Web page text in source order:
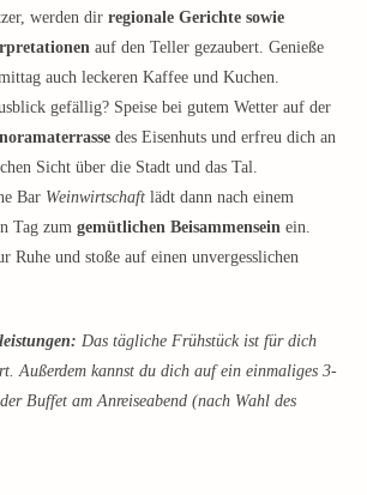
werden dir regionale Gerichte sowie
auf den Teller gezaubert. Genieße
auch leckeren Kaffee und Kuchen.
gefällig? Speise bei gutem Wetter auf der
des Eisenhuts und erfreu dich an
Sicht über die Stadt und das Tal.
Bar Weinwirtschaft lädt dann nach einem
Tag zum gemütlichen Beisammensein ein.
Ruhe und stoße auf einen unvergesslichen
Das tägliche Frühstück ist für dich
Außerdem kannst du dich auf ein einmaliges 3-
Buffet am Anreiseabend (nach Wahl des